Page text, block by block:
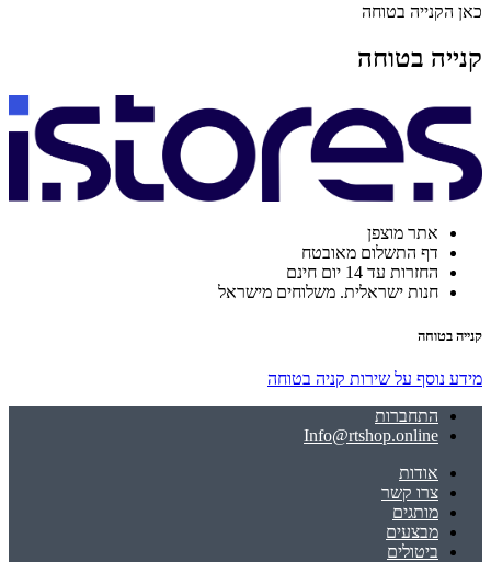
כאן הקנייה בטוחה
קנייה בטוחה
אתר מוצפן
דף התשלום מאובטח
החזרות עד 14 יום חינם
חנות ישראלית. משלוחים מישראל
קנייה בטוחה
מידע נוסף על שירות קניה בטוחה
התחברות
Info@rtshop.online
אודות
צרו קשר
מותגים
מבצעים
ביטולים